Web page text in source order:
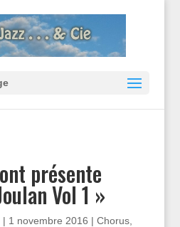
présente
Vol 1 »
| 1 novembre 2016 | Chorus,